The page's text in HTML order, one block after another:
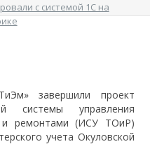
с системой 1С на
завершили проект
системы управления
и ремонтами (ИСУ ТОиР)
учета Окуловской